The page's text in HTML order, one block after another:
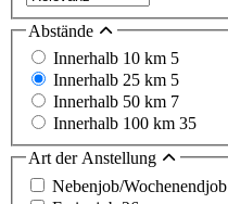
Abstände
Innerhalb 10 km 5
Innerhalb 25 km 5
Innerhalb 50 km 7
Innerhalb 100 km 35
Art der Anstellung
Nebenjob/Wochenendjob